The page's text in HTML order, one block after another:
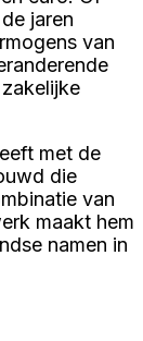
jaren
van
met de
die
van
maakt hem
namen in